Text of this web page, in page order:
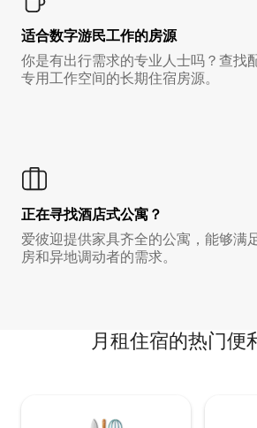
适合数字游民工作的房源
你是有出行需求的专业人士吗？查找
专用工作空间的长期住宿房源。
正在寻找酒店式公寓？
爱彼迎提供家具齐全的公寓，能够满
房和异地调动者的需求。
月租住宿的热门便